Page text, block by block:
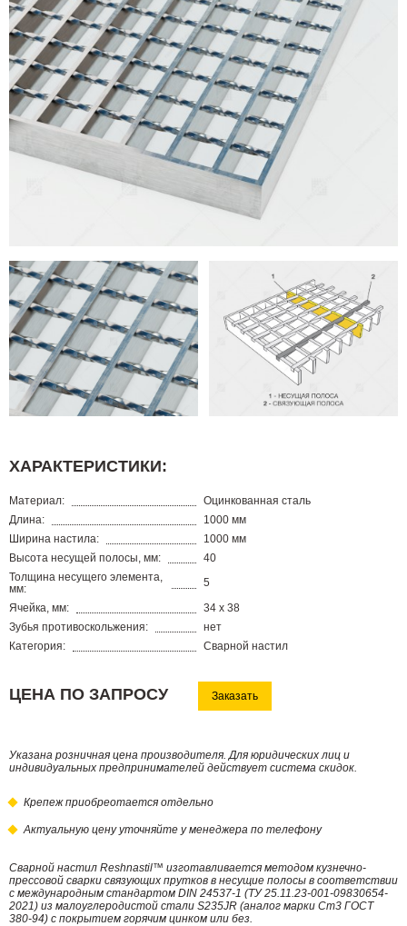
ХАРАКТЕРИСТИКИ:
Материал:
Оцинкованная сталь
Длина:
1000 мм
Ширина настила:
1000 мм
Высота несущей полосы, мм:
40
Толщина несущего элемента,
мм:
5
Ячейка, мм:
34 х 38
Зубья противоскольжения:
нет
Категория:
Сварной настил
ЦЕНА ПО ЗАПРОСУ Заказать
Указана розничная цена производителя. Для юридических лиц и
индивидуальных предпринимателей действует система скидок.
Крепеж приобреотается отдельно
Актуальную цену уточняйте у менеджера по телефону
Сварной настил Reshnastil™ изготавливается методом кузнечно-
прессовой сварки связующих прутков в несущие полосы в соответствии
с международным стандартом DIN 24537-1 (ТУ 25.11.23-001-09830654-
2021) из малоуглеродистой стали S235JR (аналог марки Ст3 ГОСТ
380-94) с покрытием горячим цинком или без.